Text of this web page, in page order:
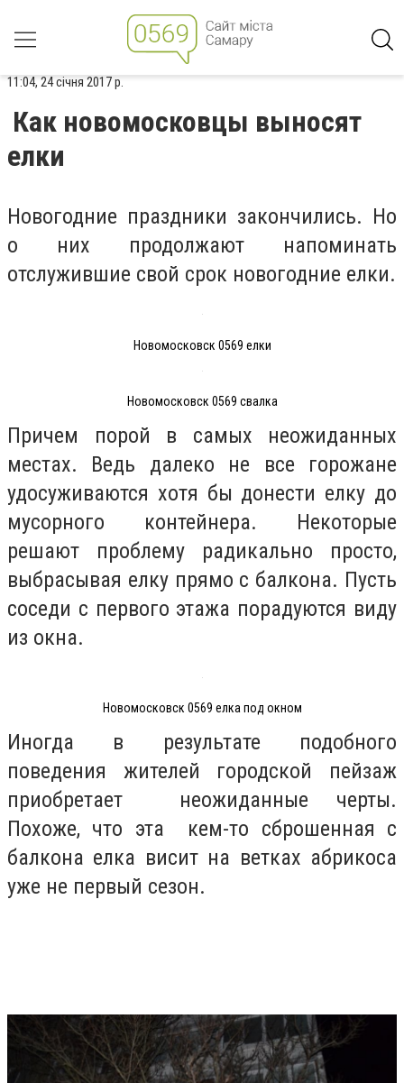
11:04, 24 січня 2017 р.
Как новомосковцы выносят
елки
Новогодние праздники закончились. Но
о них продолжают напоминать
отслужившие свой срок новогодние елки.
Новомосковск 0569 елки
Новомосковск 0569 свалка
Причем порой в самых неожиданных
местах. Ведь далеко не все горожане
удосуживаются хотя бы донести елку до
мусорного контейнера. Некоторые
решают проблему радикально просто,
выбрасывая елку прямо с балкона. Пусть
соседи с первого этажа порадуются виду
из окна.
Новомосковск 0569 елка под окном
Иногда в результате подобного
поведения жителей городской пейзаж
приобретает неожиданные черты.
Похоже, что эта кем-то сброшенная с
балкона елка висит на ветках абрикоса
уже не первый сезон.